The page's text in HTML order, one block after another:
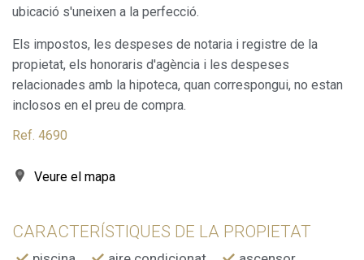
ubicació s'uneixen a la perfecció.
Els impostos, les despeses de notaria i registre de la
propietat, els honoraris d'agència i les despeses
relacionades amb la hipoteca, quan correspongui, no estan
inclosos en el preu de compra.
Ref. 4690
Veure el mapa
CARACTERÍSTIQUES DE LA PROPIETAT
Analítiques i personalització
Permeten fer el seguiment i l'anàlisi del comportament
dels usuaris d'aquest lloc web. La informació recollida
mitjançant aquest tipus de cookies s'utilitza en el
mesurament de l'activitat del web per a l'elaboració de
perfils de navegació dels usuaris per introduir millores en
funció de l'anàlisi de les dades d'ús que fan els usuaris del
servei. Permeten desar la informació de preferència de
l'usuari per millorar la qualitat dels nostres serveis i oferir
Aquestes cookies són utilitzades per emmagatzemar
informació sobre les preferències i les eleccions personals